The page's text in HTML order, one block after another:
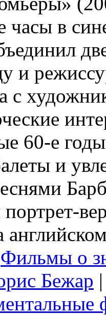
часы в
и
с
60-е
и
Фильмы о
Бежар |